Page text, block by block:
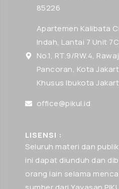
85226
Apartemen Kalibata
Indah, Lantai 7 Unit
No.1, RT.9/RW.4,
Pancoran, Kota
Khusus Ibukota
office@pikul.id
LISENSI :
Seluruh materi dan
ini dapat diunduh dan
orang lain selama